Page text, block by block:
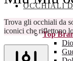
OCCHIALI
Top
Trova gli occhiali da sole Miu Miu da donna al miglior prezzo! Esplora la collezione che combina l’eleganza giocosa con un design innovativo. Scopri modelli
iconici che riflettono